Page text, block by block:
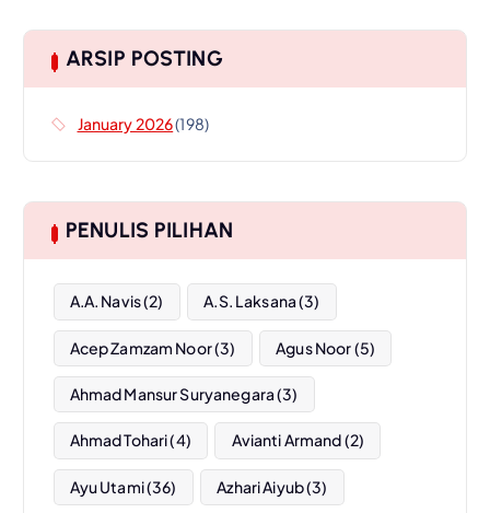
ARSIP POSTING
January 2026(198)
PENULIS PILIHAN
A.A. Navis(2) A.S. Laksana(3)
Acep Zamzam Noor(3) Agus Noor(5)
Ahmad Mansur Suryanegara(3)
Ahmad Tohari(4) Avianti Armand(2)
Ayu Utami(36) Azhari Aiyub(3)